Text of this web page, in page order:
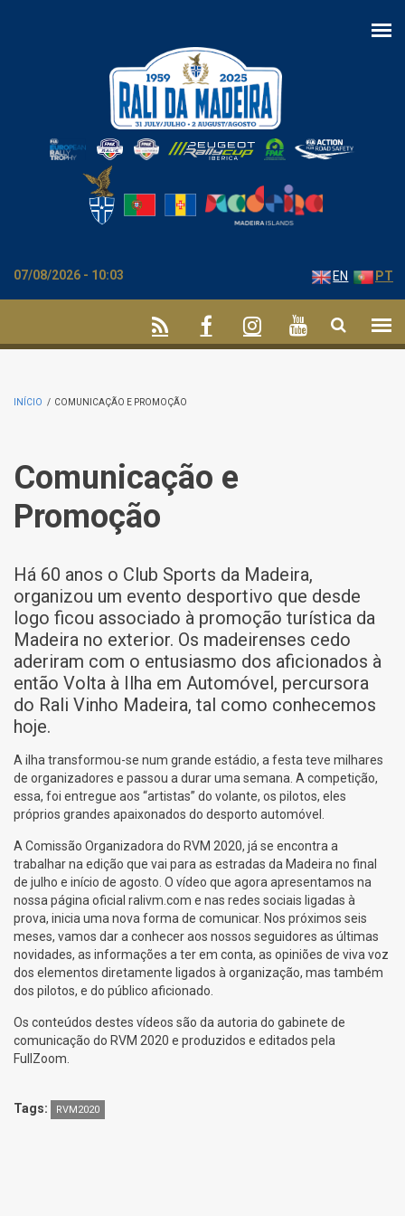
07/08/2026 - 10:03 EN PT
INÍCIO / COMUNICAÇÃO E PROMOÇÃO
Comunicação e
Promoção
Há 60 anos o Club Sports da Madeira,
organizou um evento desportivo que desde
logo ficou associado à promoção turística da
Madeira no exterior. Os madeirenses cedo
aderiram com o entusiasmo dos aficionados à
então Volta à Ilha em Automóvel, percursora
do Rali Vinho Madeira, tal como conhecemos
hoje.
A ilha transformou-se num grande estádio, a festa teve milhares
de organizadores e passou a durar uma semana. A competição,
essa, foi entregue aos “artistas” do volante, os pilotos, eles
próprios grandes apaixonados do desporto automóvel.
A Comissão Organizadora do RVM 2020, já se encontra a
trabalhar na edição que vai para as estradas da Madeira no final
de julho e início de agosto. O vídeo que agora apresentamos na
nossa página oficial ralivm.com e nas redes sociais ligadas à
prova, inicia uma nova forma de comunicar. Nos próximos seis
meses, vamos dar a conhecer aos nossos seguidores as últimas
novidades, as informações a ter em conta, as opiniões de viva voz
dos elementos diretamente ligados à organização, mas também
dos pilotos, e do público aficionado.
Os conteúdos destes vídeos são da autoria do gabinete de
comunicação do RVM 2020 e produzidos e editados pela
FullZoom.
Tags: RVM2020